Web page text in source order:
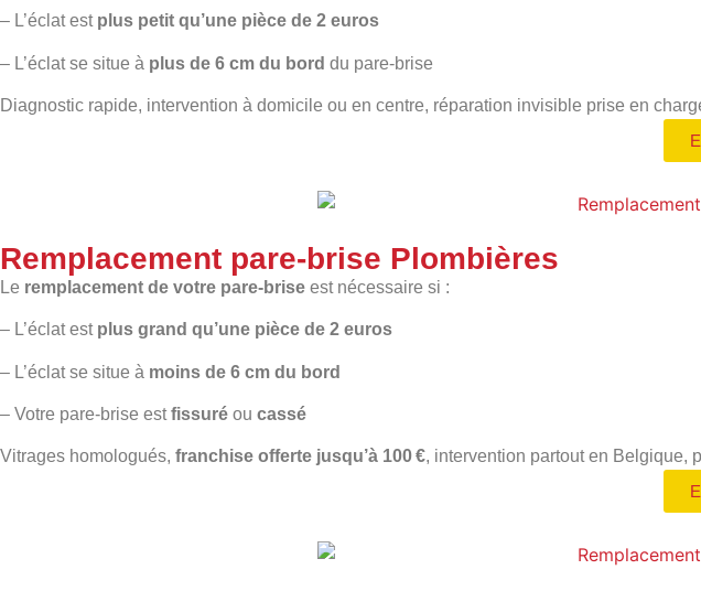
– L’éclat est plus petit qu’une pièce de 2 euros
– L’éclat se situe à plus de 6 cm du bord du pare-brise
Diagnostic rapide, intervention à domicile ou en centre, réparation invisible prise en
Remplacement pare-brise Plombières
Le remplacement de votre pare-brise est nécessaire si :
– L’éclat est plus grand qu’une pièce de 2 euros
– L’éclat se situe à moins de 6 cm du bord
– Votre pare-brise estfissuré ou cassé
Vitrages homologués, franchise offerte jusqu’à 100 €, intervention partout en Belgique,